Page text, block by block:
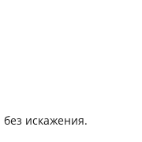
искажения.